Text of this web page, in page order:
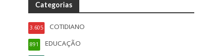
Categorias
COTIDIANO
3.605
EDUCAÇÃO
891